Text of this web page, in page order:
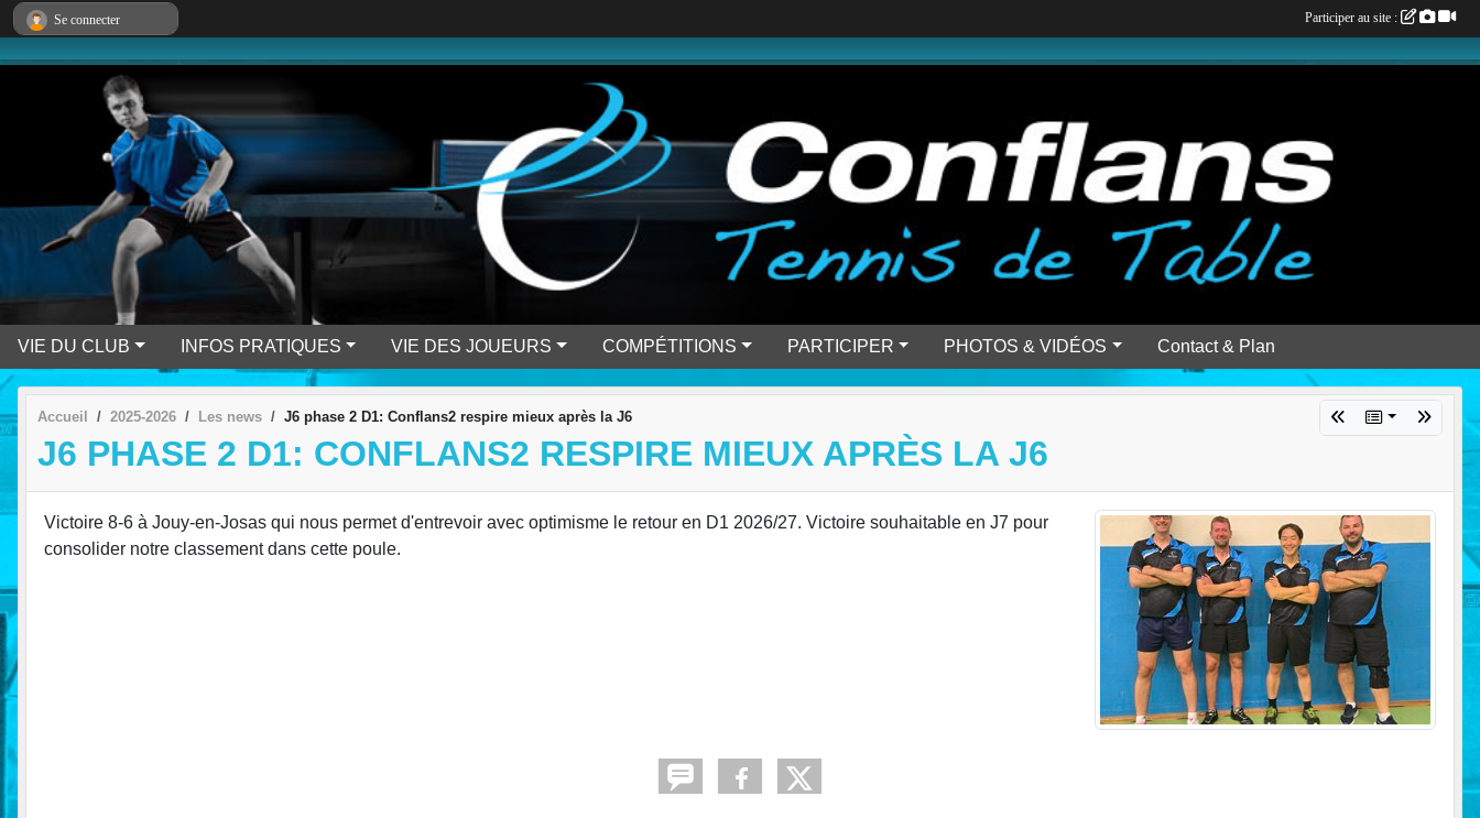
VIE DU CLUB INFOS PRATIQUES VIE DES JOUEURS COMPÉTITIONS PARTICIPER PHOTOS & VIDÉOS Contact & Plan
Accueil 2025-2026 Les news J6 phase 2 D1: Conflans2 respire mieux après la J6
J6 PHASE 2 D1: CONFLANS2 RESPIRE MIEUX APRÈS LA J6
Victoire 8-6 à Jouy-en-Josas qui nous permet d'entrevoir avec optimisme le retour en D1 2026/27. Victoire souhaitable en J7 pour
consolider notre classement dans cette poule.
Se connecter Participer au site :
Panneau de gestion des cookies